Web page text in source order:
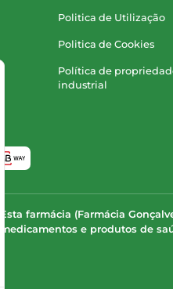
Politica de Utilização
Politica de Cookies
Política de
industrial
Esta farmácia (Farmácia
medicamentos e produtos de